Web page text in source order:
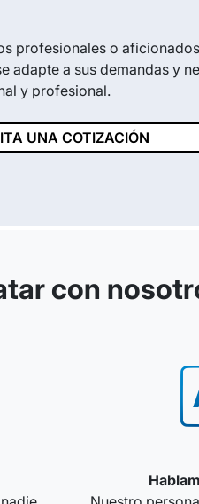
profesionales o
adapte a sus demandas y
y profesional.
UNA COTIZACIÓN
con